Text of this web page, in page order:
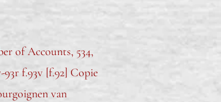
of Accounts, 534,
f.93v [f.92] Copie
van